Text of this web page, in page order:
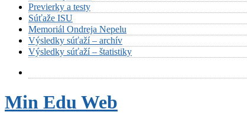
Previerky a testy
Súťaže ISU
Memoriál Ondreja Nepelu
Výsledky súťaží – archív
Výsledky súťaží – štatistiky
Min Edu Web